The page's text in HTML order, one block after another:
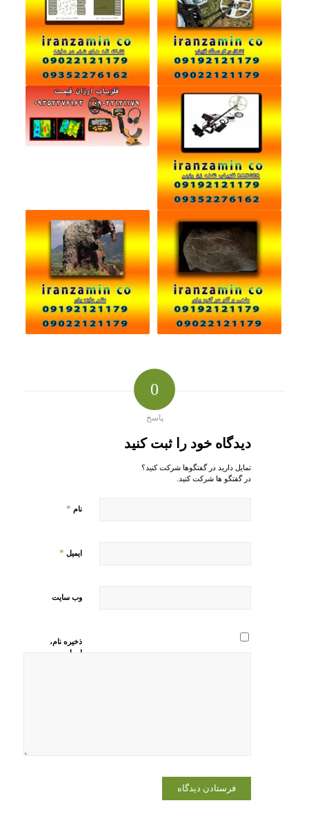
0
پاسخ
دیدگاه خود را ثبت کنید
تمایل دارید در گفتگوها شرکت کنید؟
در گفتگو ها شرکت کنید.
نام *
ایمیل *
وب‌ سایت
ذخیره نام،
ایمیل و